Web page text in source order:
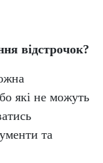
відстрочок?
які не можуть
та